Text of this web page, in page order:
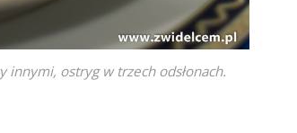
innymi, ostryg w trzech odsłonach.